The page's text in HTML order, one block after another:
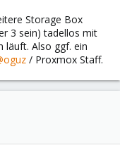
Storage Box
3 sein) tadellos mit
läuft. Also ggf. ein
/ Proxmox Staff.